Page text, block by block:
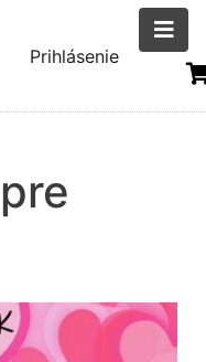
Menu
Prihlásenie